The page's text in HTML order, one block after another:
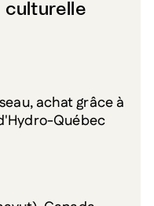
culturelle
achat grâce à
Québec